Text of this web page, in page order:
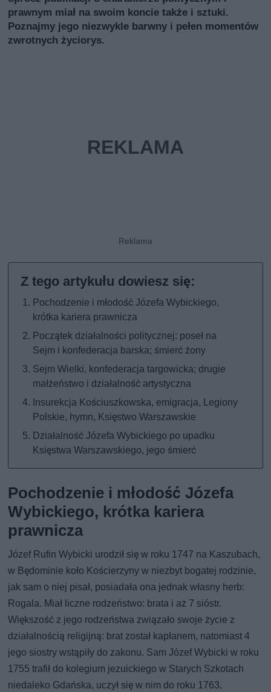
prawnym miał na swoim koncie także i sztuki.
Poznajmy jego niezwykle barwny i pełen momentów
zwrotnych życiorys.
Pochodzenie i młodość Józefa Wybickiego,
krótka kariera prawnicza
Początek działalności politycznej: poseł na
Sejm i konfederacja barska; śmierć żony
Sejm Wielki, konfederacja targowicka; drugie
małżeństwo i działalność artystyczna
Insurekcja Kościuszkowska, emigracja, Legiony
Polskie, hymn, Księstwo Warszawskie
Działalność Józefa Wybickiego po upadku
Księstwa Warszawskiego, jego śmierć
Pochodzenie i młodość Józefa
Wybickiego, krótka kariera
prawnicza
Józef Rufin Wybicki urodził się w roku 1747 na Kaszubach,
w Będominie koło Kościerzyny w niezbyt bogatej rodzinie,
jak sam o niej pisał, posiadała ona jednak własny herb:
Rogala. Miał liczne rodzeństwo: brata i aż 7 sióstr.
Większość z jego rodzeństwa związało swoje życie z
działalnością religijną: brat został kapłanem, natomiast 4
jego siostry wstąpiły do zakonu. Sam Józef Wybicki w roku
1755 trafił do kolegium jezuickiego w Starych Szkotach
niedaleko Gdańska, uczył się w nim do roku 1763,